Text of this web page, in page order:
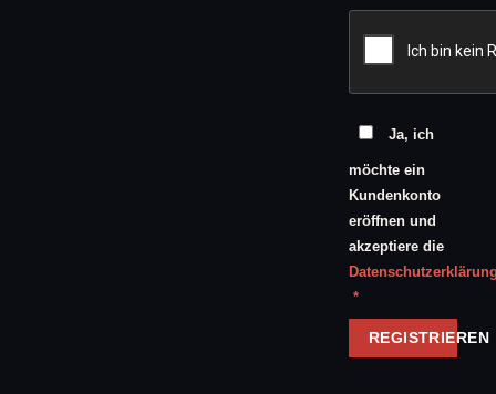
Ja, ich
möchte ein
Kundenkonto
eröffnen und
akzeptiere die
*Erforderlich
REGISTRIEREN